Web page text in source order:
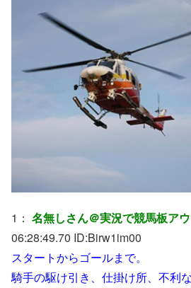
1： 名無しさん＠実況で競馬板ア
06:28:49.70 ID:Birw1im00
スタートからゴールまで。
騎手の駆け引き、仕掛け所、不利